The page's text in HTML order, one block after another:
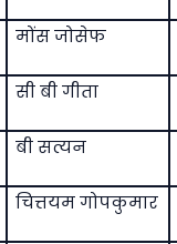
मोंस जोसेफ
सी बी गीता
बी सत्यन
चित्तयम गोपकुमार